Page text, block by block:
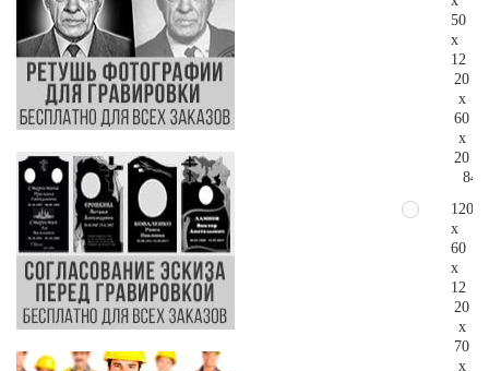
50
x
12
20
x
60
x
20
120
x
60
x
12
20
x
70
x